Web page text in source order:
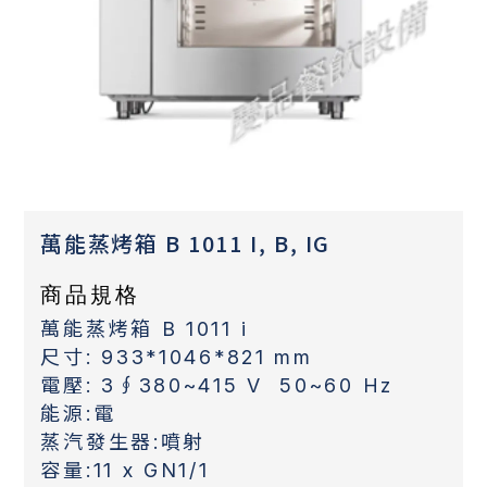
萬能蒸烤箱 B 1011 I, B, IG
商品規格
萬能蒸烤箱 B 1011 i
尺寸: 933*1046*821 mm
電壓: 3∮380~415 V 50~60 Hz
能源:電
蒸汽發生器:噴射
容量:11 x GN1/1